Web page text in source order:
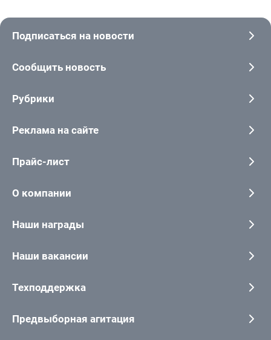
Подписаться на новости
Сообщить новость
Рубрики
Реклама на сайте
Прайс-лист
О компании
Наши награды
Наши вакансии
Техподдержка
Предвыборная агитация